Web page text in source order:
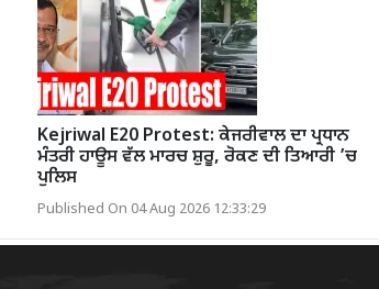
Kejriwal E20 Protest: ਕੇਜਰੀਵਾਲ ਦਾ ਪ੍ਰਧਾਨ
ਮੰਤਰੀ ਹਾਊਸ ਵੱਲ ਮਾਰਚ ਸ਼ੁਰੂ, ਰੋਕਣ ਦੀ ਤਿਆਰੀ ’ਚ
ਪੁਲਿਸ
Published On 04 Aug 2026 12:33:29